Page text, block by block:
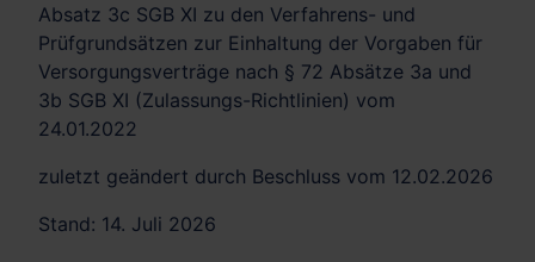
Absatz 3c SGB XI zu den Verfahrens- und
Prüfgrundsätzen zur Einhaltung der Vorgaben für
Versorgungsverträge nach § 72 Absätze 3a und
3b SGB XI (Zulassungs-Richtlinien) vom
24.01.2022
zuletzt geändert durch Beschluss vom 12.02.2026
Stand: 14. Juli 2026